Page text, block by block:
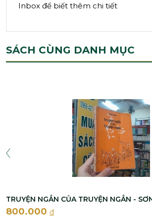
Inbox để biết thêm chi tiết
SÁCH CÙNG DANH MỤC
TRUYỆN NGẮN CỦA TRUYỆN NGẮN -
800.000 đ